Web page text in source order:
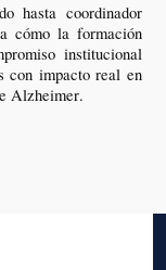
hasta coordinador
cómo la formación
institucional
con impacto real en
Alzheimer.